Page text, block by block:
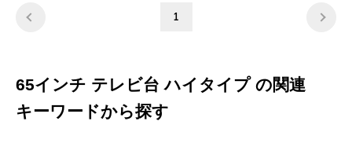
1
65インチ テレビ台 ハイタイプ の関連
キーワードから探す